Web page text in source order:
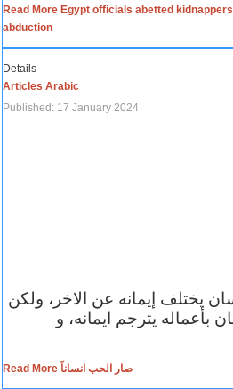
Read More Egypt officials abetted
abduction
Details
Articles Arabic
Published: 17 January 2024
يختلف إيمانه عن الاخر، ولكن
بأعماله يترجم ايمانه، و
Read More صار الحب انساناً